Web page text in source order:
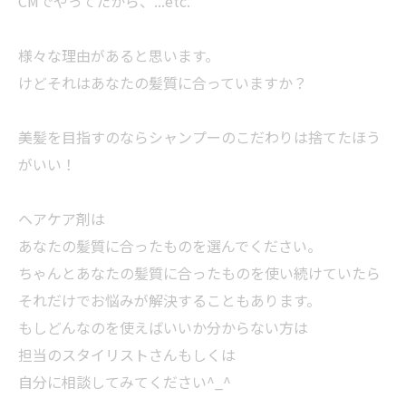
様々な理由があると思います。
けどそれはあなたの髪質に合っていますか？
美髪を目指すのならシャンプーのこだわりは捨てたほう
がいい！
ヘアケア剤は
あなたの髪質に合ったものを選んでください。
ちゃんとあなたの髪質に合ったものを使い続けていたら
それだけでお悩みが解決することもあります。
もしどんなのを使えばいいか分からない方は
担当のスタイリストさんもしくは
自分に相談してみてください^_^